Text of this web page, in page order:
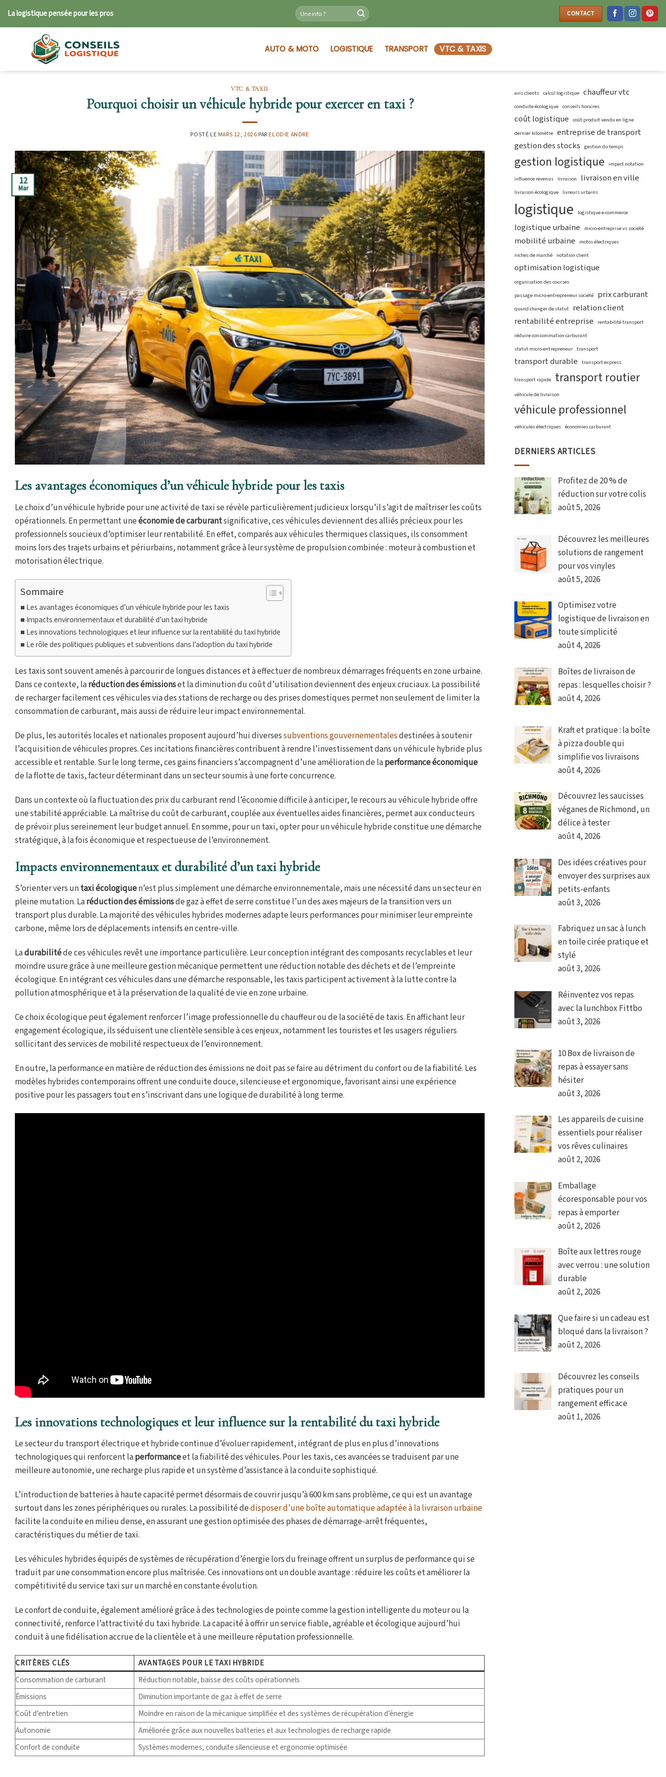
La logistique pensée pour les pros CONTACT
AUTO & MOTO LOGISTIQUE TRANSPORT VTC & TAXIS
VTC & TAXIS
Pourquoi choisir un véhicule hybride pour exercer en taxi ?
POSTÉ LEMARS 12, 2026 PARELODIE ANDRE
12
Mar
Les avantages économiques d’un véhicule hybride pour les taxis
Le choix d’un véhicule hybride pour une activité de taxi se révèle particulièrement judicieux lorsqu’il s’agit de maîtriser les coûts
opérationnels. En permettant uneéconomie de carburantsignificative, ces véhicules deviennent des alliés précieux pour les
professionnels soucieux d’optimiser leur rentabilité. En effet, comparés aux véhicules thermiques classiques, ils consomment
moins lors des trajets urbains et périurbains, notamment grâce à leur système de propulsion combinée : moteur à combustion et
motorisation électrique.
Sommaire
Les avantages économiques d’un véhicule hybride pour les taxis
Impacts environnementaux et durabilité d’un taxi hybride
Les innovations technologiques et leur influence sur la rentabilité du taxi hybride
Le rôle des politiques publiques et subventions dans l’adoption du taxi hybride
Les taxis sont souvent amenés à parcourir de longues distances et à effectuer de nombreux démarrages fréquents en zone urbaine.
Dans ce contexte, laréduction des émissionset la diminution du coût d’utilisation deviennent des enjeux cruciaux. La possibilité
de recharger facilement ces véhicules via des stations de recharge ou des prises domestiques permet non seulement de limiter la
consommation de carburant, mais aussi de réduire leur impact environnemental.
De plus, les autorités locales et nationales proposent aujourd’hui diversessubventions gouvernementalesdestinées à soutenir
l’acquisition de véhicules propres. Ces incitations financières contribuent à rendre l’investissement dans un véhicule hybride plus
accessible et rentable. Sur le long terme, ces gains financiers s’accompagnent d’une amélioration de laperformance économique
de la flotte de taxis, facteur déterminant dans un secteur soumis à une forte concurrence.
Dans un contexte où la fluctuation des prix du carburant rend l’économie difficile à anticiper, le recours au véhicule hybride offre
une stabilité appréciable. La maîtrise du coût de carburant, couplée aux éventuelles aides financières, permet aux conducteurs
de prévoir plus sereinement leur budget annuel. En somme, pour un taxi, opter pour un véhicule hybride constitue une démarche
stratégique, à la fois économique et respectueuse de l’environnement.
Impacts environnementaux et durabilité d’un taxi hybride
S’orienter vers untaxi écologiquen’est plus simplement une démarche environnementale, mais une nécessité dans un secteur en
pleine mutation. Laréduction des émissionsde gaz à effet de serre constitue l’un des axes majeurs de la transition vers un
transport plus durable. La majorité des véhicules hybrides modernes adapte leurs performances pour minimiser leur empreinte
carbone, même lors de déplacements intensifs en centre-ville.
Ladurabilitéde ces véhicules revêt une importance particulière. Leur conception intégrant des composants recyclables et leur
moindre usure grâce à une meilleure gestion mécanique permettent une réduction notable des déchets et de l’empreinte
écologique. En intégrant ces véhicules dans une démarche responsable, les taxis participent activement à la lutte contre la
pollution atmosphérique et à la préservation de la qualité de vie en zone urbaine.
Ce choix écologique peut également renforcer l’image professionnelle du chauffeur ou de la société de taxis. En affichant leur
engagement écologique, ils séduisent une clientèle sensible à ces enjeux, notamment les touristes et les usagers réguliers
sollicitant des services de mobilité respectueux de l’environnement.
En outre, la performance en matière de réduction des émissions ne doit pas se faire au détriment du confort ou de la fiabilité. Les
modèles hybrides contemporains offrent une conduite douce, silencieuse et ergonomique, favorisant ainsi une expérience
positive pour les passagers tout en s’inscrivant dans une logique de durabilité à long terme.
Les innovations technologiques et leur influence sur la rentabilité du taxi hybride
Le secteur du transport électrique et hybride continue d’évoluer rapidement, intégrant de plus en plus d’innovations
technologiques qui renforcent laperformanceet la fiabilité des véhicules. Pour les taxis, ces avancées se traduisent par une
meilleure autonomie, une recharge plus rapide et un système d’assistance à la conduite sophistiqué.
L’introduction de batteries à haute capacité permet désormais de couvrir jusqu’à 600 km sans problème, ce qui est un avantage
surtout dans les zones périphériques ou rurales. La possibilité dedisposer d’une boîte automatique adaptée à la livraison urbaine
facilite la conduite en milieu dense, en assurant une gestion optimisée des phases de démarrage-arrêt fréquentes,
caractéristiques du métier de taxi.
Les véhicules hybrides équipés de systèmes de récupération d’énergie lors du freinage offrent un surplus de performance qui se
traduit par une consommation encore plus maîtrisée. Ces innovations ont un double avantage : réduire les coûts et améliorer la
compétitivité du service taxi sur un marché en constante évolution.
Le confort de conduite, également amélioré grâce à des technologies de pointe comme la gestion intelligente du moteur ou la
connectivité, renforce l’attractivité du taxi hybride. La capacité à offrir un service fiable, agréable et écologique aujourd’hui
conduit à une fidélisation accrue de la clientèle et à une meilleure réputation professionnelle.
CRITÈRES CLÉS
AVANTAGES POUR LE TAXI HYBRIDE
Consommation de carburant
Réduction notable, baisse des coûts opérationnels
Émissions
Diminution importante de gaz à effet de serre
Coût d’entretien
Moindre en raison de la mécanique simplifiée et des systèmes de récupération d’énergie
Autonomie
Améliorée grâce aux nouvelles batteries et aux technologies de recharge rapide
Confort de conduite
Systèmes modernes, conduite silencieuse et ergonomie optimisée
avis clients calcul logistique chauffeur vtc
conduite écologique conseils horaires
coût logistique coût produit vendu en ligne
dernier kilomètre entreprise de transport
gestion des stocks gestion du temps
gestion logistique
impact notation
influence revenus livraison livraison en ville
livraison écologique livreurs urbains
logistique logistique e-commerce
logistique urbaine micro-entreprise vs société
mobilité urbaine
motos électriques
niches de marché notation client
optimisation logistique
organisation des courses
passage micro-entrepreneur société prix carburant
quand changer de statut relation client
rentabilité entreprise
rentabilité transport
réduire consommation carburant
statut micro-entrepreneur transport
transport durable transport express
transport rapide transport routier
véhicule de livraison
véhicule professionnel
véhicules électriques économies carburant
DERNIERS ARTICLES
Profitez de 20 % de
réduction sur votre colis
août 5, 2026
Découvrez les meilleures
solutions de rangement
pour vos vinyles
août 5, 2026
Optimisez votre
logistique de livraison en
toute simplicité
août 4, 2026
Boîtes de livraison de
repas : lesquelles choisir ?
août 4, 2026
Kraft et pratique : la boîte
à pizza double qui
simplifie vos livraisons
août 4, 2026
Découvrez les saucisses
véganes de Richmond, un
délice à tester
août 4, 2026
Des idées créatives pour
envoyer des surprises aux
petits-enfants
août 3, 2026
Fabriquez un sac à lunch
en toile cirée pratique et
stylé
août 3, 2026
Réinventez vos repas
avec la lunchbox Fittbo
août 3, 2026
10 Box de livraison de
repas à essayer sans
hésiter
août 3, 2026
Les appareils de cuisine
essentiels pour réaliser
vos rêves culinaires
août 2, 2026
Emballage
écoresponsable pour vos
repas à emporter
août 2, 2026
Boîte aux lettres rouge
avec verrou : une solution
durable
août 2, 2026
Que faire si un cadeau est
bloqué dans la livraison ?
août 2, 2026
Découvrez les conseils
pratiques pour un
rangement efficace
août 1, 2026